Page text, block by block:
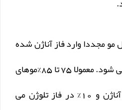
مو مجددا وارد فاز آناژن شده
و ساخت موی جدید آغاز می شود. معمولا 75 تا 85%موهای
سر یک فرد بالغ در فاز آناژن و 10% در فاز تلوژن می